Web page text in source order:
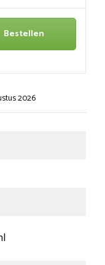
Bestellen
2026